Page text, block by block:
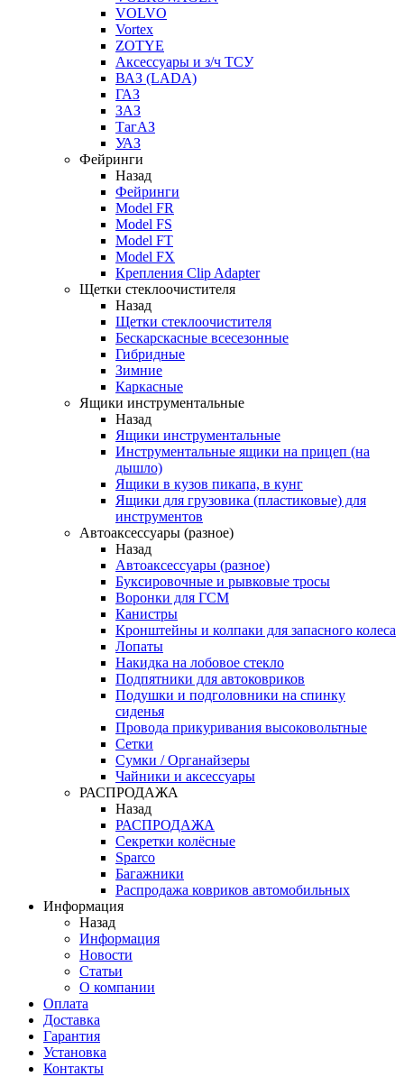
VOLVO
Vortex
ZOTYE
Аксессуары и з/ч ТСУ
ВАЗ (LADA)
ГАЗ
ЗАЗ
ТагАЗ
УАЗ
Фейринги
Назад
Фейринги
Model FR
Model FS
Model FT
Model FX
Крепления Clip Adapter
Щетки стеклоочистителя
Назад
Щетки стеклоочистителя
Бескарскасные всесезонные
Гибридные
Зимние
Каркасные
Ящики инструментальные
Назад
Ящики инструментальные
Инструментальные ящики на прицеп (на
дышло)
Ящики в кузов пикапа, в кунг
Ящики для грузовика (пластиковые) для
инструментов
Автоаксессуары (разное)
Назад
Автоаксессуары (разное)
Буксировочные и рывковые тросы
Воронки для ГСМ
Канистры
Кронштейны и колпаки для запасного колеса
Лопаты
Накидка на лобовое стекло
Подпятники для автоковриков
Подушки и подголовники на спинку
сиденья
Провода прикуривания высоковольтные
Сетки
Сумки / Органайзеры
Чайники и аксессуары
РАСПРОДАЖА
Назад
РАСПРОДАЖА
Секретки колёсные
Sparco
Багажники
Распродажа ковриков автомобильных
Информация
Назад
Информация
Новости
Статьи
О компании
Оплата
Доставка
Гарантия
Установка
Контакты